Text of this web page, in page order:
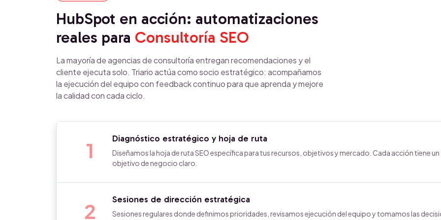
HubSpot en acción: automatizaciones
reales para Consultoría SEO
La mayoría de agencias de consultoría entregan recomendaciones y el
cliente ejecuta solo. Triario actúa como socio estratégico: acompañamos
la ejecución del equipo con feedback continuo para que aprenda y mejore
la calidad con cada ciclo.
1 Diagnóstico estratégico y hoja de ruta
Diseñamos la hoja de ruta SEO específica para tus recursos, objetivos y mercado. Cada acción tiene un
objetivo de negocio claro.
2 Sesiones de dirección estratégica
Sesiones regulares donde definimos prioridades, revisamos ejecución del equipo y tomamos las